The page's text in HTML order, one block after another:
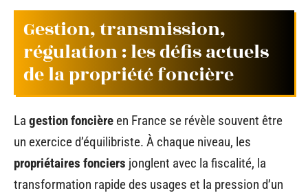
Gestion, transmission,
régulation : les défis actuels
de la propriété foncière
La gestion foncière en France se révèle souvent être
un exercice d’équilibriste. À chaque niveau, les
propriétaires fonciers jonglent avec la fiscalité, la
transformation rapide des usages et la pression d’un